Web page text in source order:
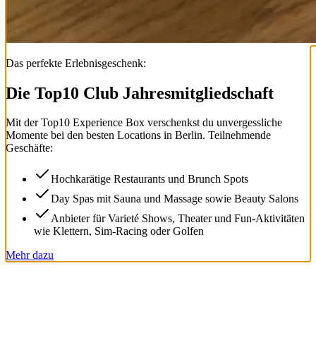
Das perfekte Erlebnisgeschenk:
Die Top10 Club Jahresmitgliedschaft
Mit derTop10 Experience Box verschenkst du unvergessliche
Momente bei den besten Locations in Berlin. Teilnehmende
Geschäfte:
Hochkarätige Restaurants und Brunch Spots
Day Spas mit Sauna und Massage sowie Beauty Salons
Anbieter für Varieté Shows, Theater und Fun-Aktivitäten
wie Klettern, Sim-Racing oder Golfen
Mehr dazu